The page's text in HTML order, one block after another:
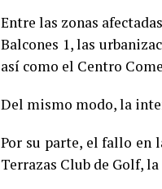
Entre las zonas
Balcones 1, las
así como el Centro
Del mismo modo, la
Por su parte, el fallo en
Terrazas Club de Golf,